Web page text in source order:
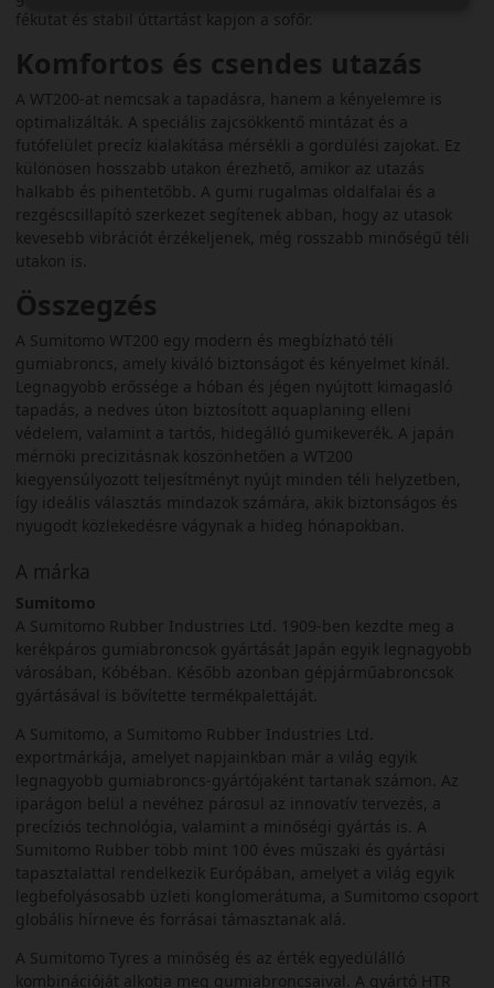
fékutat és stabil úttartást kapjon a sofőr.
Komfortos és csendes utazás
A WT200-at nemcsak a tapadásra, hanem a kényelemre is
optimalizálták. A speciális zajcsökkentő mintázat és a
futófelület precíz kialakítása mérsékli a gördülési zajokat. Ez
különösen hosszabb utakon érezhető, amikor az utazás
halkabb és pihentetőbb. A gumi rugalmas oldalfalai és a
rezgéscsillapító szerkezet segítenek abban, hogy az utasok
kevesebb vibrációt érzékeljenek, még rosszabb minőségű téli
utakon is.
Összegzés
A Sumitomo WT200 egy modern és megbízható téli
gumiabroncs, amely kiváló biztonságot és kényelmet kínál.
Legnagyobb erőssége a hóban és jégen nyújtott kimagasló
tapadás, a nedves úton biztosított aquaplaning elleni
védelem, valamint a tartós, hidegálló gumikeverék. A japán
mérnöki precizitásnak köszönhetően a WT200
kiegyensúlyozott teljesítményt nyújt minden téli helyzetben,
így ideális választás mindazok számára, akik biztonságos és
nyugodt közlekedésre vágynak a hideg hónapokban.
A márka
Sumitomo
A Sumitomo Rubber Industries Ltd. 1909-ben kezdte meg a
kerékpáros gumiabroncsok gyártását Japán egyik legnagyobb
városában, Kóbéban. Később azonban gépjárműabroncsok
gyártásával is bővítette termékpalettáját.
A Sumitomo, a Sumitomo Rubber Industries Ltd.
exportmárkája, amelyet napjainkban már a világ egyik
legnagyobb gumiabroncs-gyártójaként tartanak számon. Az
iparágon belül a nevéhez párosul az innovatív tervezés, a
precíziós technológia, valamint a minőségi gyártás is. A
Sumitomo Rubber több mint 100 éves műszaki és gyártási
tapasztalattal rendelkezik Európában, amelyet a világ egyik
legbefolyásosabb üzleti konglomerátuma, a Sumitomo csoport
globális hírneve és forrásai támasztanak alá.
A Sumitomo Tyres a minőség és az érték egyedülálló
kombinációját alkotja meg gumiabroncsaival. A gyártó HTR